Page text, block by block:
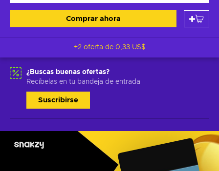
Comprar ahora
+2 oferta de 0,33 US$
¿Buscas buenas ofertas?
Recíbelas en tu bandeja de entrada
Suscribirse